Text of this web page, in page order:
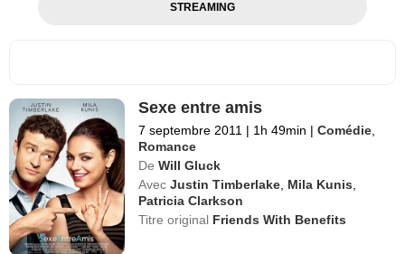
STREAMING
Sexe entre amis
7 septembre 2011 | 1h 49min | Comédie,
Romance
De Will Gluck
Avec Justin Timberlake, Mila Kunis,
Patricia Clarkson
Titre original Friends With Benefits